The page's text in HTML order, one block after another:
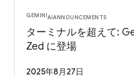
GEMINIAIANNOUNCEMENTS
ターミナルを超えて:
Zed に登場
2025年8月27日